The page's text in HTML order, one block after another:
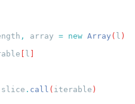
, array = new Array ( l
[ l
slice . call ( iterable